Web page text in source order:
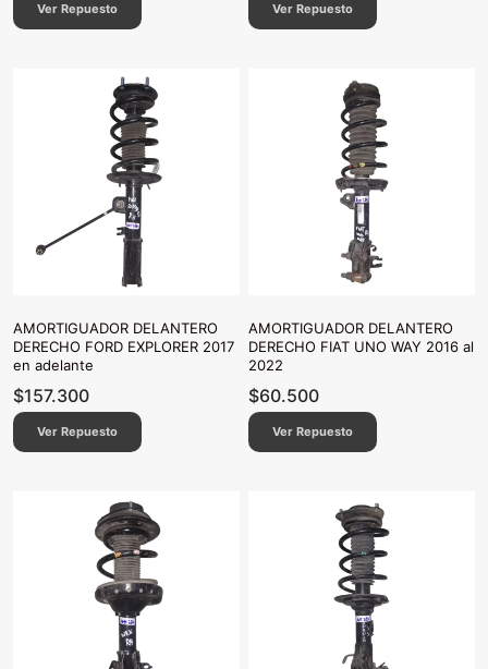
Ver Repuesto Ver Repuesto
AMORTIGUADOR DELANTERO
DERECHO FORD EXPLORER 2017
en adelante
$157.300
Ver Repuesto
AMORTIGUADOR DELANTERO
DERECHO FIAT UNO WAY 2016 al
2022
$60.500
Ver Repuesto